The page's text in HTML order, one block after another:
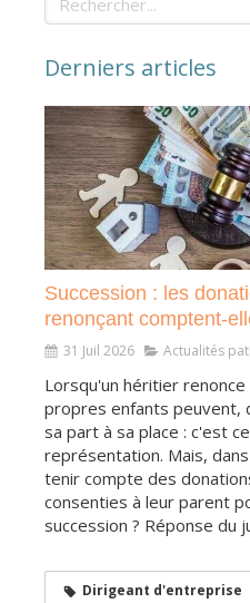
Derniers articles
Succession : les
renonçant comptent-
31 Juil 2026 Actualités
Lorsqu'un héritier
propres enfants peuvent,
sa part à sa place : c'est
représentation. Mais,
tenir compte des
consenties à leur parent
succession ? Réponse du
Dirigeant d'entreprise